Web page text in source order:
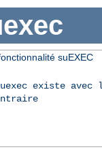
suEXEC
existe avec